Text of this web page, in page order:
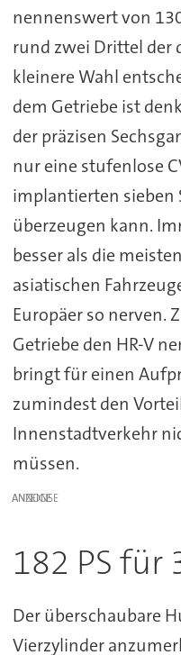
nennenswert von
rund zwei Drittel der
kleinere Wahl
dem Getriebe ist
der präzisen
nur eine stufenlose
implantierten sieben
überzeugen kann.
besser als die
asiatischen
Europäer so nerven.
Getriebe den HR-V
bringt für einen
zumindest den
Innenstadtverkehr
müssen.
ANZEIGE
182 PS für
Der überschaubare
Vierzylinder